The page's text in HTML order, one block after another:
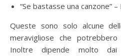
“Se bastasse una canzone”
Queste sono solo alcune
meravigliose che
Inoltre dipende molto